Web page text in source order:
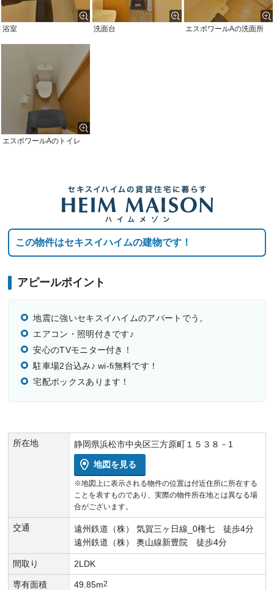
浴室 洗面台 エスポワールAの洗面所
エスポワールAのトイレ
この物件はセキスイハイムの建物です！
アピールポイント
地震に強いセキスイハイムのアパートでう。
エアコン・照明付きです♪
安心のTVモニター付き！
駐車場2台込み♪ wi-fi無料です！
宅配ボックスあります！
所在地 静岡県浜松市中央区三方原町１５３８－1
地図を見る
※地図上に表示される物件の位置は付近住所に所在する
ことを表すものであり、実際の物件所在地とは異なる場
合がございます。
交通
遠州鉄道（株） 気賀三ヶ日線_0権七 徒歩4分
遠州鉄道（株） 奥山線新豊院 徒歩4分
間取り 2LDK
専有面積 49.85m2